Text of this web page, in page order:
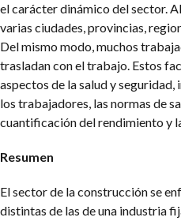
el carácter dinámico del sector.
varias ciudades, provincias,
Del mismo modo, muchos
trasladan con el trabajo. Estos
aspectos de la salud y
los trabajadores, las normas de
cuantificación del rendimiento y
Resumen
El sector de la construcción se
distintas de las de una industria